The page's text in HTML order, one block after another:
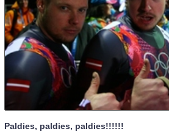
Paldies, paldies, paldies!!!!!!